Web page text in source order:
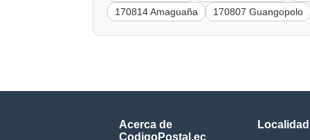
170814 Amaguaña
170807 Guangopolo
Acerca de
CodigoPostal.ec